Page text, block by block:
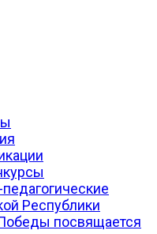
Республики
посвящается